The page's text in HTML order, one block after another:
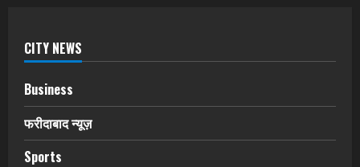
CITY NEWS
Business
फरीदाबाद न्यूज़
Sports